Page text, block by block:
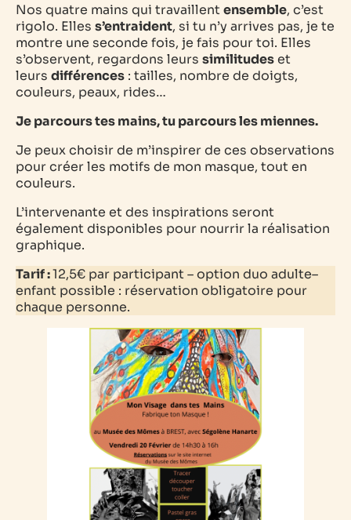
Nos quatre mains qui travaillent ensemble, c’est
rigolo. Elles s’entraident, si tu n’y arrives pas, je te
montre une seconde fois, je fais pour toi. Elles
s’observent, regardons leurs similitudeset
leurs différences : tailles, nombre de doigts,
couleurs, peaux, rides…
Je parcours tes mains, tu parcours les miennes.
Je peux choisir de m’inspirer de ces observations
pour créer les motifs de mon masque, tout en
couleurs.
L’intervenante et des inspirations seront
également disponibles pour nourrir la réalisation
graphique.
Tarif :12,5€ par participant –option duo adulte–
enfant possible : réservation obligatoire pour
chaque personne.